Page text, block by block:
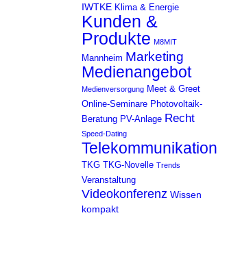
IWTKE Klima & Energie
Kunden &
Produkte M8MIT
Mannheim Marketing
Medienangebot
Medienversorgung Meet & Greet
Online-Seminare Photovoltaik-
Beratung PV-Anlage Recht
Speed-Dating
Telekommunikation
TKG TKG-Novelle Trends
Veranstaltung
Videokonferenz Wissen
kompakt